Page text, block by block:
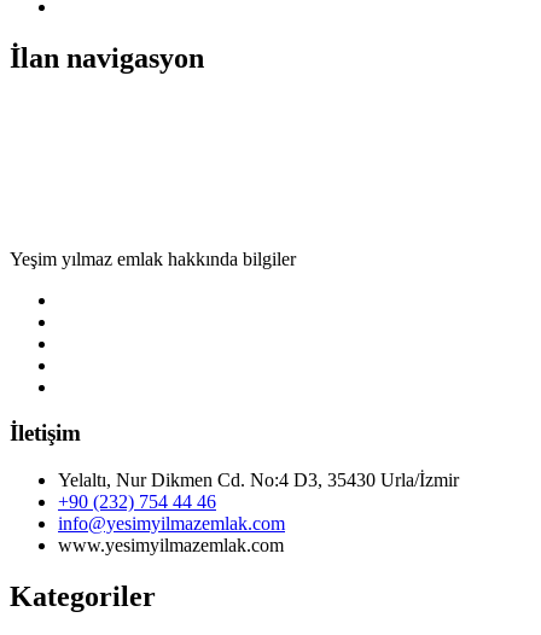
İlan navigasyon
Yeşim yılmaz emlak hakkında bilgiler
İletişim
Yelaltı, Nur Dikmen Cd. No:4 D3, 35430 Urla/İzmir
+90 (232) 754 44 46
info@yesimyilmazemlak.com
www.yesimyilmazemlak.com
Kategoriler